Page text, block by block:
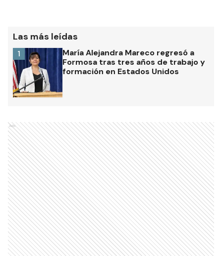
Las más leídas
María Alejandra Mareco regresó a
Formosa tras tres años de trabajo y
formación en Estados Unidos
1
Ads